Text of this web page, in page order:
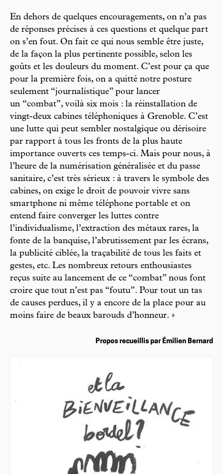
En dehors de quelques encouragements, on n’a pas
de réponses précises à ces questions et quelque part
on s’en fout. On fait ce qui nous semble être juste,
de la façon la plus pertinente possible, selon les
goûts et les douleurs du moment. C’est pour ça que
pour la première fois, on a quitté notre posture
seulement “journalistique” pour lancer
un “combat”, voilà six mois : la réinstallation de
vingt-deux cabines téléphoniques à Grenoble. C’est
une lutte qui peut sembler nostalgique ou dérisoire
par rapport à tous les fronts de la plus haute
importance ouverts ces temps-ci. Mais pour nous, à
l’heure de la numérisation généralisée et du passe
sanitaire, c’est très sérieux : à travers le symbole des
cabines, on exige le droit de pouvoir vivre sans
smartphone ni même téléphone portable et on
entend faire converger les luttes contre
l’individualisme, l’extraction des métaux rares, la
fonte de la banquise, l’abrutissement par les écrans,
la publicité ciblée, la traçabilité de tous les faits et
gestes, etc. Les nombreux retours enthousiastes
reçus suite au lancement de ce “combat” nous font
croire que tout n’est pas “foutu”. Pour tout un tas
de causes perdues, il y a encore de la place pour au
moins faire de beaux barouds d’honneur. »
Propos recueillis par Émilien Bernard